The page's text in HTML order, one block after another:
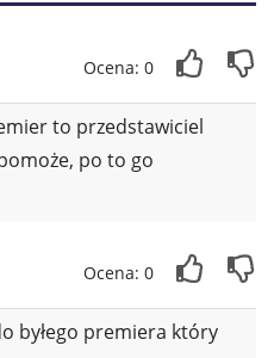
Ocena: 0
to przedstawiciel
po to go
Ocena: 0
byłego premiera który